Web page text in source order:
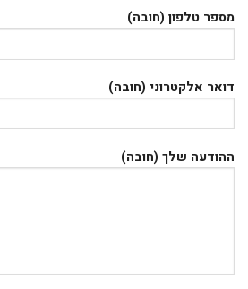
מספר טלפון (חובה)
דואר אלקטרוני (חובה)
ההודעה שלך (חובה)